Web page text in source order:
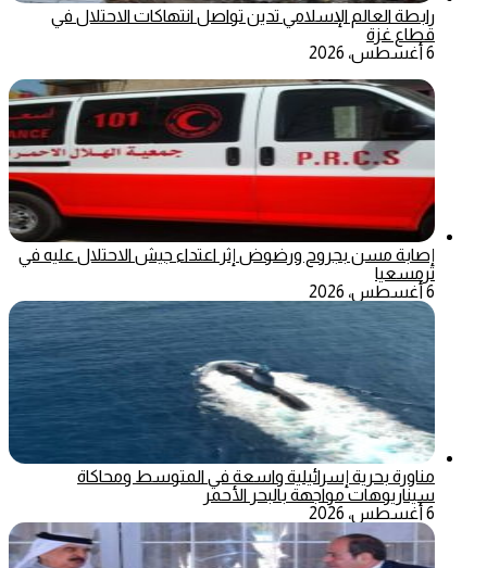
رابطة العالم الإسلامي تدين تواصل انتهاكات الاحتلال في
قطاع غزة
6 أغسطس، 2026
إصابة مسن بجروح ورضوض إثر اعتداء جيش الاحتلال عليه في
ترمسعيا
6 أغسطس، 2026
مناورة بحرية إسرائيلية واسعة في المتوسط ومحاكاة
سيناريوهات مواجهة بالبحر الأحمر
6 أغسطس، 2026